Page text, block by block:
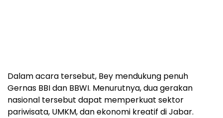
Dalam acara tersebut, Bey mendukung penuh
Gernas BBI dan BBWI. Menurutnya, dua gerakan
nasional tersebut dapat memperkuat sektor
pariwisata, UMKM, dan ekonomi kreatif di Jabar.